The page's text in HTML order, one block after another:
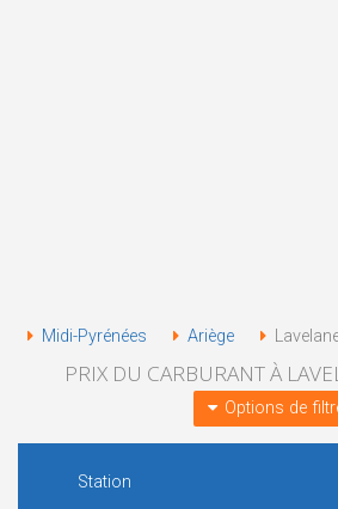
Midi-Pyrénées Ariège
PRIX DU CARBURANT À
Options de
Station